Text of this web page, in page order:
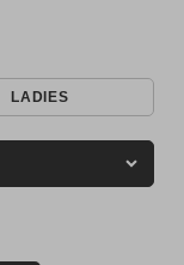
LADIES